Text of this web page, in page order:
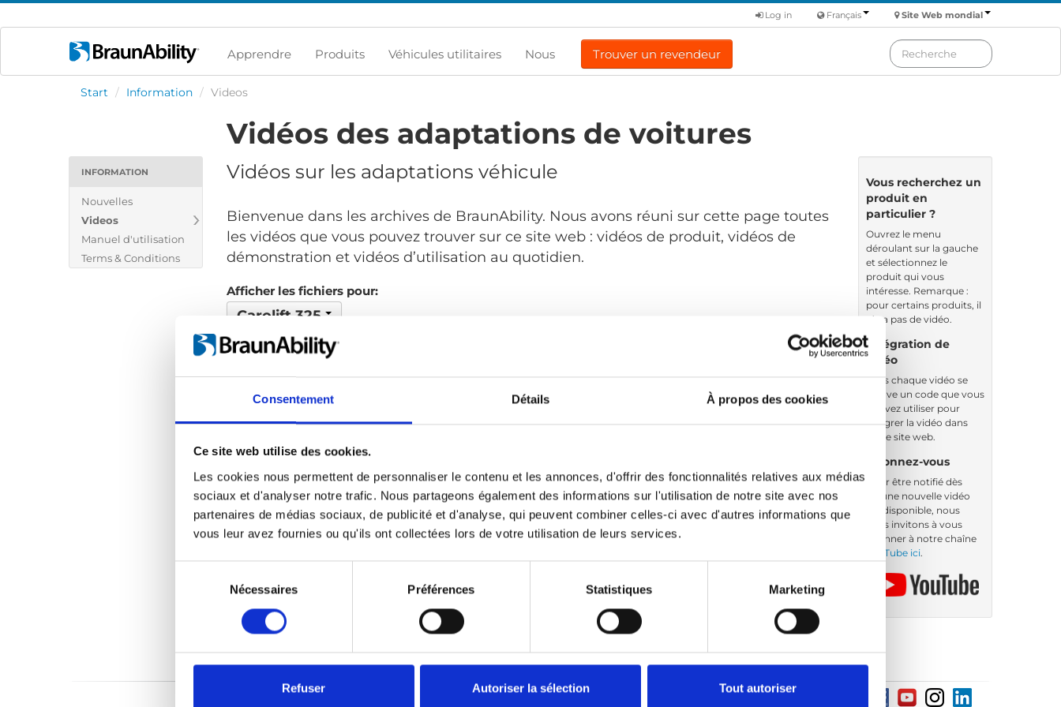
Consentement Détails À propos des cookies
Ce site web utilise des cookies.
Les cookies nous permettent de personnaliser le contenu et les annonces, d'offrir des fonctionnalités relatives aux médias
sociaux et d'analyser notre trafic. Nous partageons également des informations sur l'utilisation de notre site avec nos
partenaires de médias sociaux, de publicité et d'analyse, qui peuvent combiner celles-ci avec d'autres informations que
vous leur avez fournies ou qu'ils ont collectées lors de votre utilisation de leurs services.
consentement
Nécessaires Préférences Statistiques Marketing
Refuser Autoriser la sélection Tout autoriser
Site Web mondial
Français
Log in
Apprendre Produits Véhicules utilitaires Nous Trouver un revendeur
Start / Information / Videos
INFORMATION
Nouvelles
Videos
Manuel d'utilisation
Terms & Conditions
Vidéos des adaptations de voitures
Vidéos sur les adaptations véhicule
Bienvenue dans les archives de BraunAbility. Nous avons réuni sur cette page toutes
les vidéos que vous pouvez trouver sur ce site web : vidéos de produit, vidéos de
démonstration et vidéos d’utilisation au quotidien.
Afficher les fichiers pour:
Carolift 325
Aucun fichier trouvé... Commandé par: Nom de fichier
Précédent 1
Vous recherchez un
produit en
particulier ?
Ouvrez le menu
déroulant sur la gauche
et sélectionnez le
produit qui vous
intéresse. Remarque :
pour certains produits, il
n’y a pas de vidéo.
Intégration de
vidéo
Sous chaque vidéo se
trouve un code que vous
pouvez utiliser pour
intégrer la vidéo dans
votre site web.
Abonnez-vous
Pour être notifié dès
qu’une nouvelle vidéo
est disponible, nous
vous invitons à vous
abonner à notre chaîne
YouTube ici.